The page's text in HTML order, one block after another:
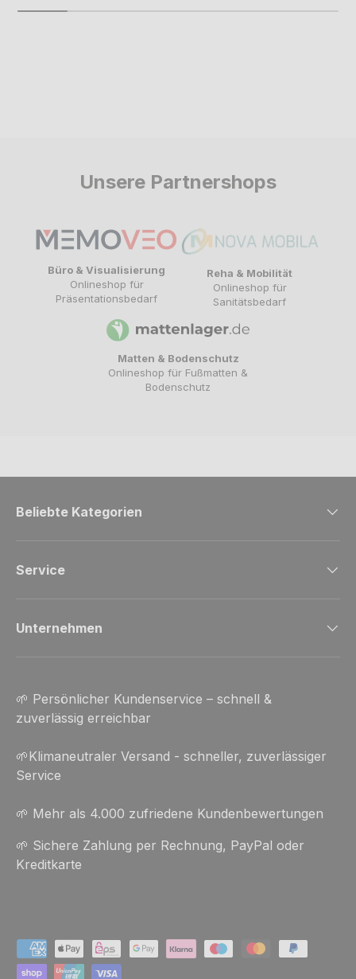
Unsere Partnershops
Büro & Visualisierung
Onlineshop für
Präsentationsbedarf
Reha & Mobilität
Onlineshop für
Sanitätsbedarf
Matten & Bodenschutz
Onlineshop für Fußmatten &
Bodenschutz
Beliebte Kategorien
Service
Unternehmen
🌱 Persönlicher Kundenservice – schnell &
zuverlässig erreichbar
🌱Klimaneutraler Versand - schneller, zuverlässiger
Service
🌱 Mehr als 4.000 zufriedene Kundenbewertungen
🌱 Sichere Zahlung per Rechnung, PayPal oder
Kreditkarte
Zahlungsmethoden